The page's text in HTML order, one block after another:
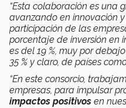
“Esta colaboración es una
avanzando en innovación
participación de las
porcentaje de inversión en
es del 19 %, muy por
35 % y claro, de países
“En este consorcio,
empresas, para impulsar
impactos positivos en